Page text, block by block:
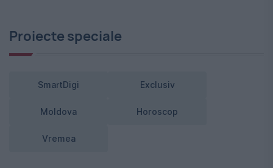
Proiecte speciale
SmartDigi Exclusiv
Moldova Horoscop
Vremea